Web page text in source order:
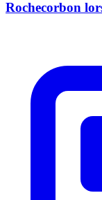
Rochecorbon